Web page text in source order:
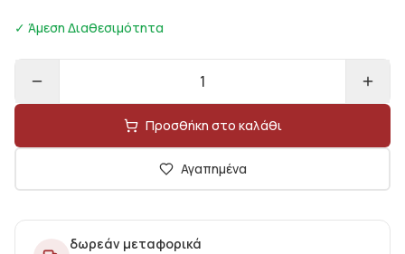
✓ Άμεση Διαθεσιμότητα
1
Προσθήκη στο καλάθι
Αγαπημένα
δωρεάν μεταφορικά